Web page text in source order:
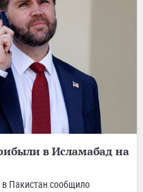
в Исламабад на
Пакистан сообщило